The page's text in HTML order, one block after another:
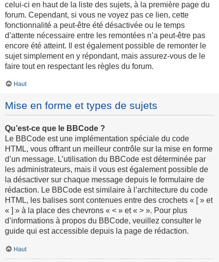
celui-ci en haut de la liste des sujets, à la première page du
forum. Cependant, si vous ne voyez pas ce lien, cette
fonctionnalité a peut-être été désactivée ou le temps
d’attente nécessaire entre les remontées n’a peut-être pas
encore été atteint. Il est également possible de remonter le
sujet simplement en y répondant, mais assurez-vous de le
faire tout en respectant les règles du forum.
Haut
Mise en forme et types de sujets
Qu’est-ce que le BBCode ?
Le BBCode est une implémentation spéciale du code
HTML, vous offrant un meilleur contrôle sur la mise en forme
d’un message. L’utilisation du BBCode est déterminée par
les administrateurs, mais il vous est également possible de
la désactiver sur chaque message depuis le formulaire de
rédaction. Le BBCode est similaire à l’architecture du code
HTML, les balises sont contenues entre des crochets « [ » et
« ] » à la place des chevrons « < » et « > ». Pour plus
d’informations à propos du BBCode, veuillez consulter le
guide qui est accessible depuis la page de rédaction.
Haut